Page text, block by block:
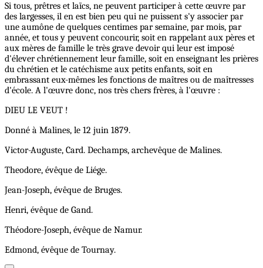
Si tous, prêtres et laïcs, ne peuvent participer à cette œuvre par
des largesses, il en est bien peu qui ne puissent s'y associer par
une aumône de quelques centimes par semaine, par mois, par
année, et tous y peuvent concourir, soit en rappelant aux pères et
aux mères de famille le très grave devoir qui leur est imposé
d'élever chrétiennement leur famille, soit en enseignant les prières
du chrétien et le catéchisme aux petits enfants, soit en
embrassant eux-mêmes les fonctions de maîtres ou de maîtresses
d'école. A l'œuvre donc, nos très chers frères, à l'œuvre :
DIEU LE VEUT !
Donné à Malines, le 12 juin 1879.
Victor-Auguste, Card. Dechamps, archevêque de Malines.
Theodore, évêque de Liége.
Jean-Joseph, évêque de Bruges.
Henri, évêque de Gand.
Théodore-Joseph, évêque de Namur.
Edmond, évêque de Tournay.